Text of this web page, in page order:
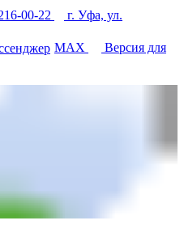
00-22
г. Уфа, ул.
MAX
Версия для